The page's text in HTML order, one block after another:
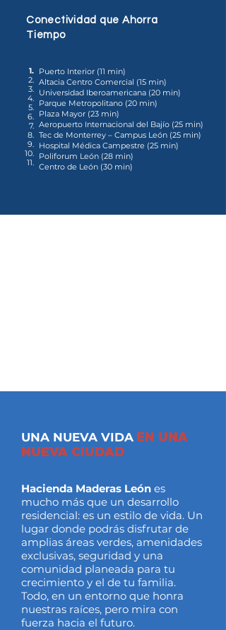
Conectividad que Ahorra
Tiempo
1.
2.
3.
4.
5.
6.
7.
8.
9.
10.
11.
Puerto Interior (11 min)
Altacia Centro Comercial (15 min)
Universidad Iberoamericana (20 min)
Parque Metropolitano (20 min)
Plaza Mayor (23 min)
Aeropuerto Internacional del Bajío (25 min)
Tec de Monterrey – Campus León (25 min)
Hospital Médica Campestre (25 min)
Poliforum León (28 min)
Centro de León (30 min)
UNA NUEVA VIDA EN UNA
NUEVA CIUDAD
Hacienda Maderas León es
mucho más que un desarrollo
residencial: es un estilo de vida. Un
lugar donde podrás disfrutar de
amplias áreas verdes, amenidades
exclusivas, seguridad y una
comunidad planeada para tu
crecimiento y el de tu familia.
Todo, en un entorno que honra
nuestras raíces, pero mira con
fuerza hacia el futuro.